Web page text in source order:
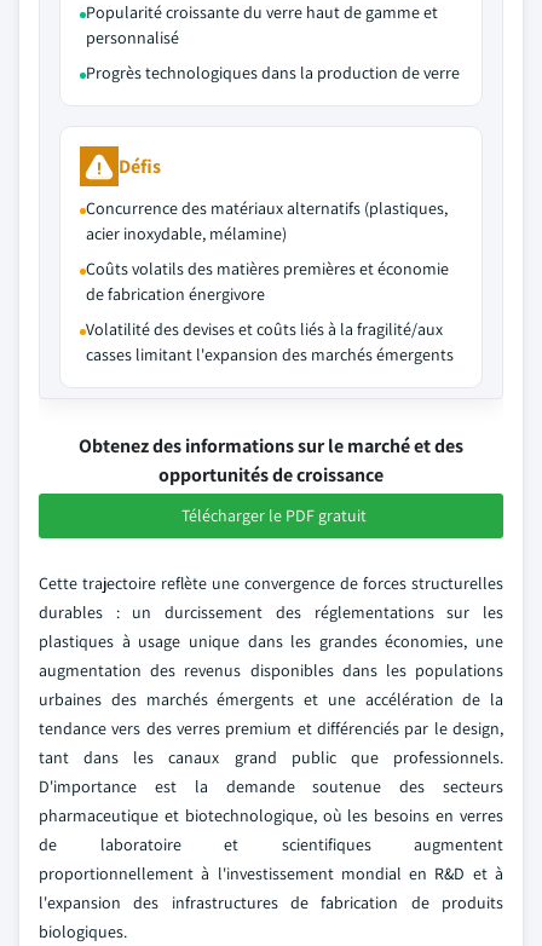
Popularité croissante du verre haut de gamme et
personnalisé
Progrès technologiques dans la production de verre
Défis
Concurrence des matériaux alternatifs (plastiques,
acier inoxydable, mélamine)
Coûts volatils des matières premières et économie
de fabrication énergivore
Volatilité des devises et coûts liés à la fragilité/aux
casses limitant l'expansion des marchés émergents
Obtenez des informations sur le marché et des
opportunités de croissance
Télécharger le PDF gratuit
Cette trajectoire reflète une convergence de forces structurelles
durables : un durcissement des réglementations sur les
plastiques à usage unique dans les grandes économies, une
augmentation des revenus disponibles dans les populations
urbaines des marchés émergents et une accélération de la
tendance vers des verres premium et différenciés par le design,
tant dans les canaux grand public que professionnels.
D'importance est la demande soutenue des secteurs
pharmaceutique et biotechnologique, où les besoins en verres
de laboratoire et scientifiques augmentent
proportionnellement à l'investissement mondial en R&D et à
l'expansion des infrastructures de fabrication de produits
biologiques.